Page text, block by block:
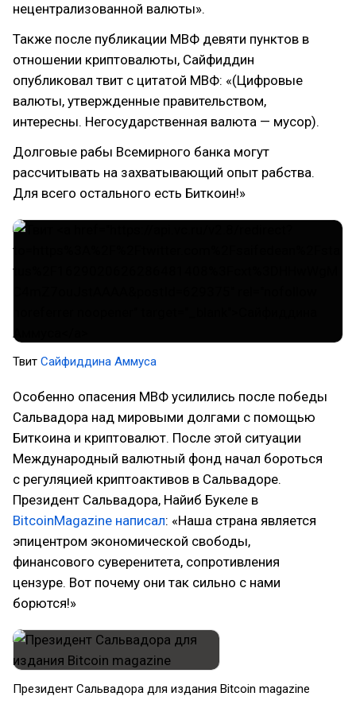
нецентрализованной валюты».
Также после публикации МВФ девяти пунктов в
отношении криптовалюты, Сайфиддин
опубликовал твит с цитатой МВФ: «(Цифровые
валюты, утвержденные правительством,
интересны. Негосударственная валюта — мусор).
Долговые рабы Всемирного банка могут
рассчитывать на захватывающий опыт рабства.
Для всего остального есть Биткоин!»
Твит Сайфиддина Аммуса
Особенно опасения МВФ усилились после победы
Сальвадора над мировыми долгами с помощью
Биткоина и криптовалют. После этой ситуации
Международный валютный фонд начал бороться
с регуляцией криптоактивов в Сальвадоре.
Президент Сальвадора, Найиб Букеле в
BitcoinMagazine написал: «Наша страна является
эпицентром экономической свободы,
финансового суверенитета, сопротивления
цензуре. Вот почему они так сильно с нами
борются!»
Президент Сальвадора для издания Bitcoin magazine